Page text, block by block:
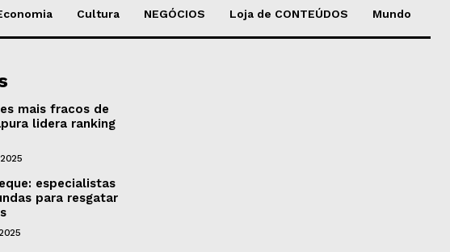
Cultura NEGÓCIOS Loja de CONTEÚDOS Mundo
mais fracos de
lidera ranking
especialistas
para resgatar